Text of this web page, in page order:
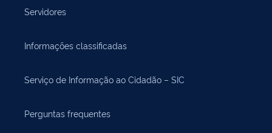
Servidores
Informações classificadas
Serviço de Informação ao Cidadão – SIC
Perguntas frequentes